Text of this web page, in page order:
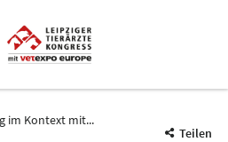
im Kontext mit...
Teilen